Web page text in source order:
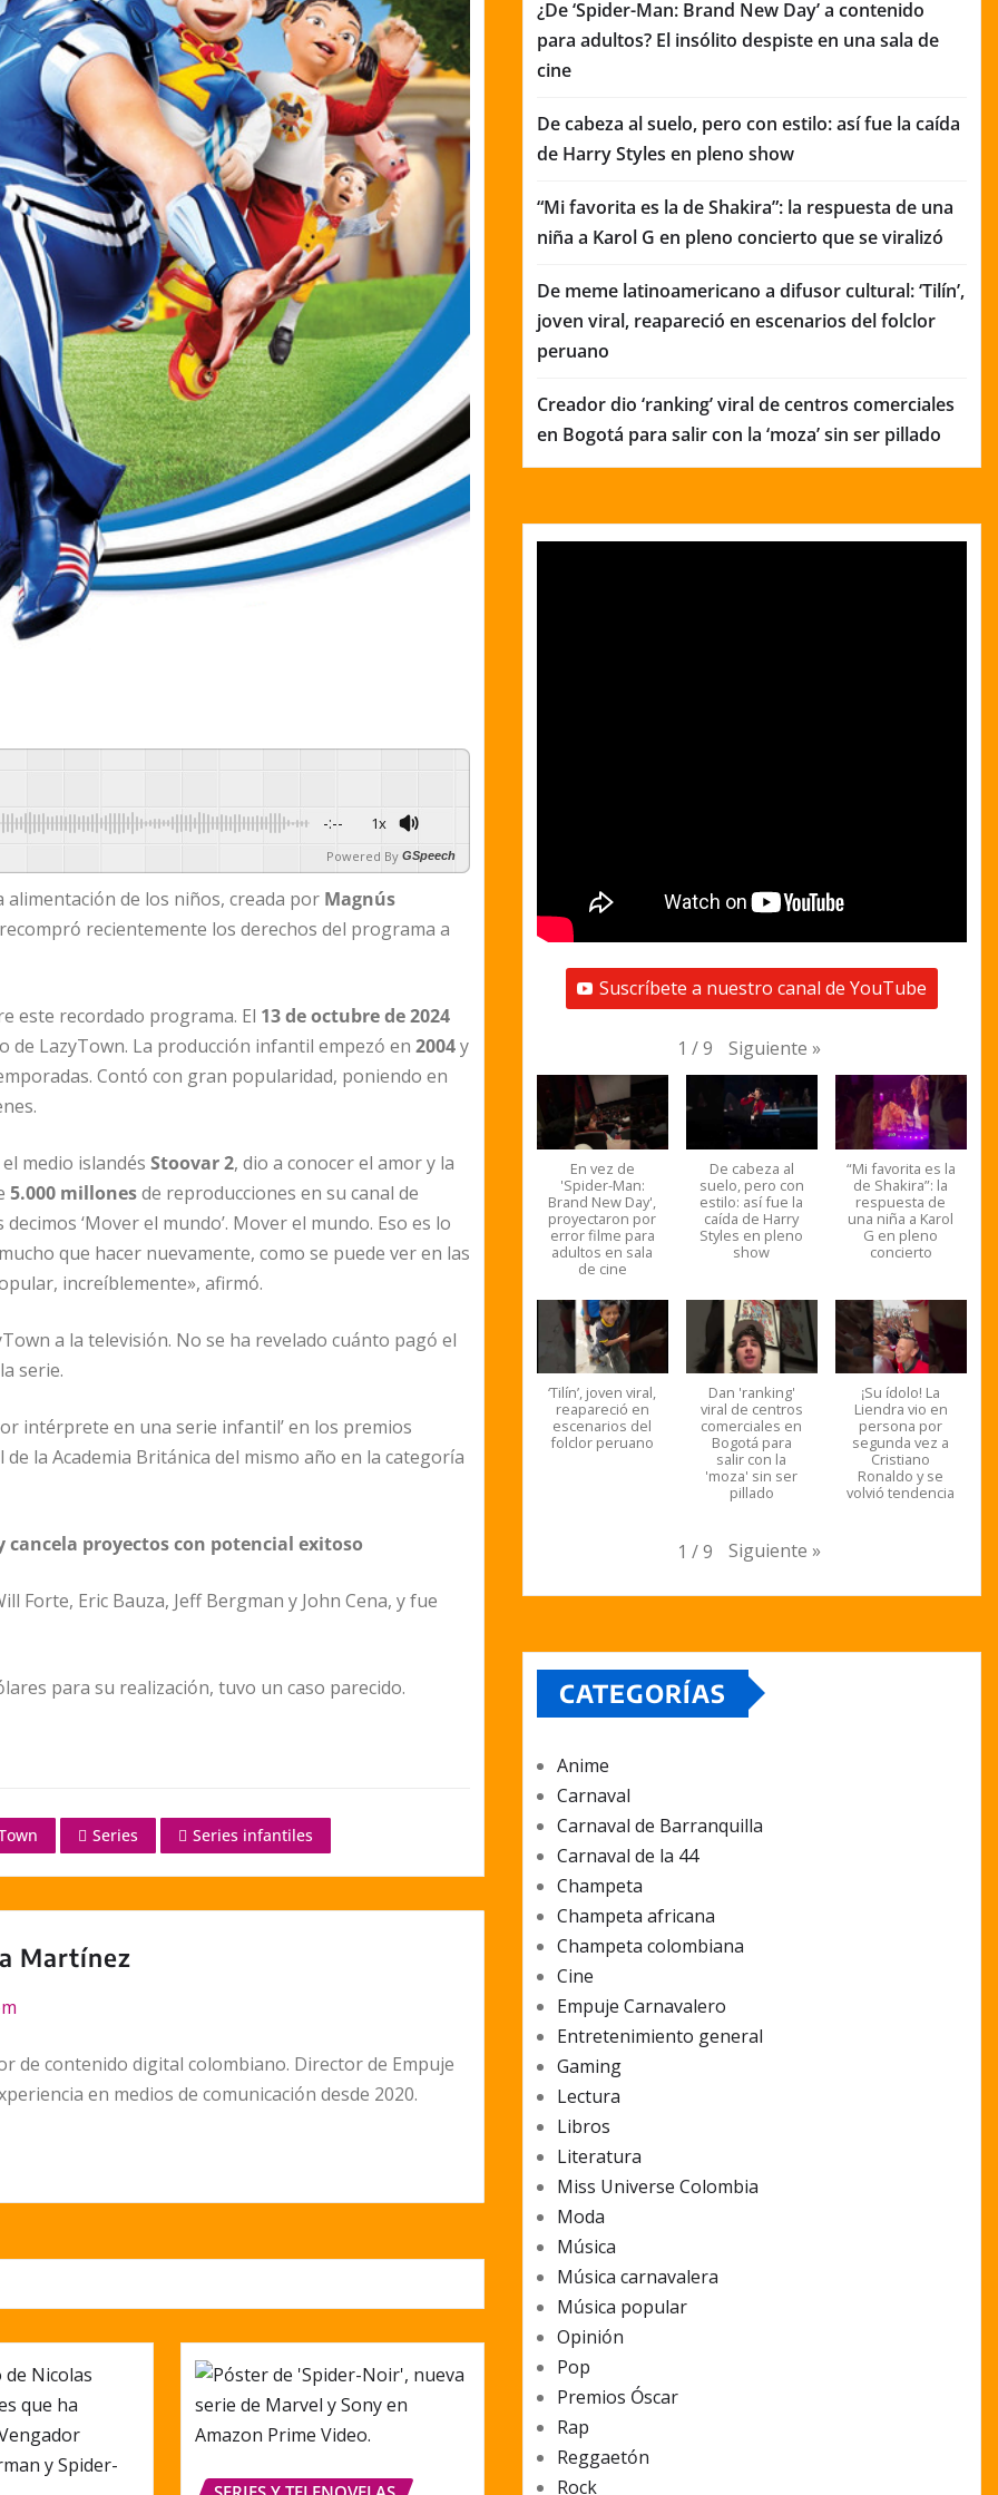
-:-- 1x
Powered By GSpeech
alimentación de los niños, creada por Magnús
recientemente los derechos del programa a
este recordado programa. El 13 de octubre de 2024
LazyTown. La producción infantil empezó en 2004y
Contó con gran popularidad, poniendo en
medio islandés Stoovar 2, dio a conocer el amor y la
5.000 millonesde reproducciones en su canal de
‘Mover el mundo’. Mover el mundo. Eso es lo
que hacer nuevamente, como se puede ver en las
increíblemente», afirmó.
a la televisión. No se ha revelado cuánto pagó el
serie.
intérprete en una serie infantil’ en los premios
la Academia Británica del mismo año en la categoría
cancela proyectos con potencial exitoso
Forte, Eric Bauza, Jeff Bergman y John Cena, y fue
para su realización, tuvo un caso parecido.
Series Series infantiles
Martínez
de contenido digital colombiano. Director de Empuje
en medios de comunicación desde 2020.
¿De ‘Spider-Man: Brand New Day’ a contenido
para adultos? El insólito despiste en una sala de
cine
De cabeza al suelo, pero con estilo: así fue la caída
de Harry Styles en pleno show
“Mi favorita es la de Shakira”: la respuesta de una
niña a Karol G en pleno concierto que se viralizó
De meme latinoamericano a difusor cultural: ‘Tilín’,
joven viral, reapareció en escenarios del folclor
peruano
Creador dio ‘ranking’ viral de centros comerciales
en Bogotá para salir con la ‘moza’ sin ser pillado
Suscríbete a nuestro canal de YouTube
1 / 9 Siguiente »
En vez de
'Spider-Man:
Brand New Day',
proyectaron por
error filme para
adultos en sala
de cine
De cabeza al
suelo, pero con
estilo: así fue la
caída de Harry
Styles en pleno
show
“Mi favorita es la
de Shakira”: la
respuesta de
una niña a Karol
G en pleno
concierto
‘Tilín’, joven viral,
reapareció en
escenarios del
folclor peruano
Dan 'ranking'
viral de centros
comerciales en
Bogotá para
salir con la
'moza' sin ser
pillado
¡Su ídolo! La
Liendra vio en
persona por
segunda vez a
Cristiano
Ronaldo y se
volvió tendencia
1 / 9 Siguiente »
CATEGORÍAS
Anime
Carnaval
Carnaval de Barranquilla
Carnaval de la 44
Champeta
Champeta africana
Champeta colombiana
Cine
Empuje Carnavalero
Entretenimiento general
Gaming
Lectura
Libros
Literatura
Miss Universe Colombia
Moda
Música
Música carnavalera
Música popular
Opinión
Pop
Premios Óscar
Rap
Reggaetón
Rock